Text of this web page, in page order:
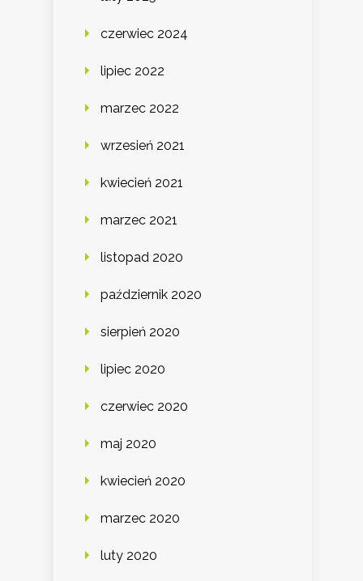
czerwiec 2024
lipiec 2022
marzec 2022
wrzesień 2021
kwiecień 2021
marzec 2021
listopad 2020
październik 2020
sierpień 2020
lipiec 2020
czerwiec 2020
maj 2020
kwiecień 2020
marzec 2020
luty 2020